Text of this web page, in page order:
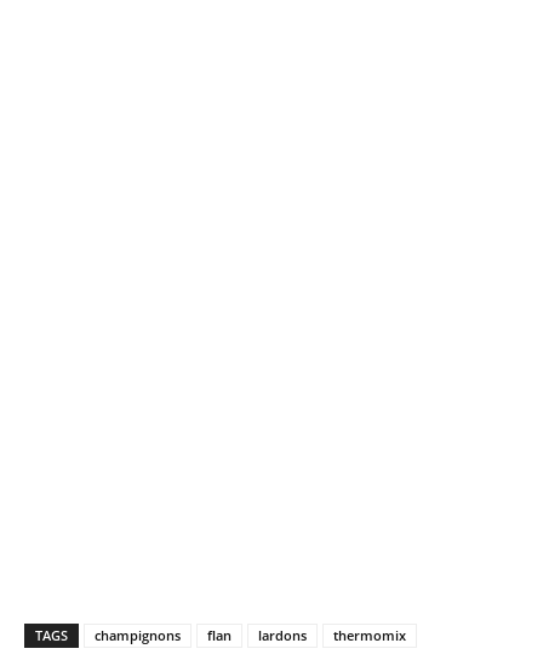
TAGS champignons flan lardons thermomix